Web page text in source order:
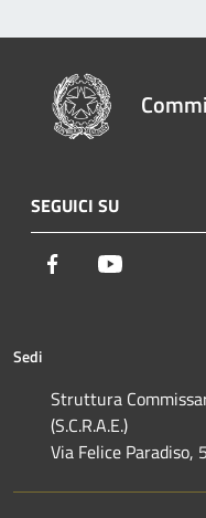
SEGUICI SU
Facebook
Sedi
Struttura
(S.C.R.A.E.)
Via Felice Paradiso,